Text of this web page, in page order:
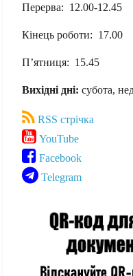
Перерва: 12.00-12.45
Кінець роботи: 17.00
П’ятниця: 15.45
Вихідні дні: субота,
RSS стрічка
YouTube
Facebook
Telegram